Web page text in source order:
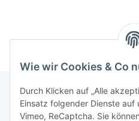
Wie wir Cookies & Co
Durch Klicken auf „Alle
Einsatz folgender Dienste auf
Vimeo, ReCaptcha. Sie
Informationen